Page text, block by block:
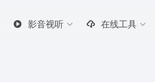
影音视听 在线工具